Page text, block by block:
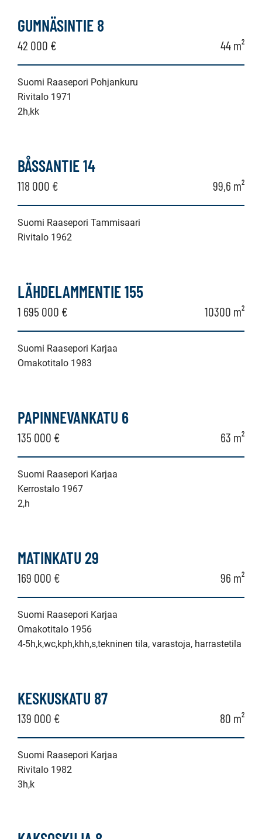
GUMNÄSINTIE 8
42 000 € 44 m²
Suomi Raasepori Pohjankuru
Rivitalo 1971
2h,kk
BÅSSANTIE 14
118 000 € 99,6 m²
Suomi Raasepori Tammisaari
Rivitalo 1962
LÄHDELAMMENTIE 155
1 695 000 € 10300 m²
Suomi Raasepori Karjaa
Omakotitalo 1983
PAPINNEVANKATU 6
135 000 € 63 m²
Suomi Raasepori Karjaa
Kerrostalo 1967
2,h
MATINKATU 29
169 000 € 96 m²
Suomi Raasepori Karjaa
Omakotitalo 1956
4-5h,k,wc,kph,khh,s,tekninen tila, varastoja, harrastetila
KESKUSKATU 87
139 000 € 80 m²
Suomi Raasepori Karjaa
Rivitalo 1982
3h,k